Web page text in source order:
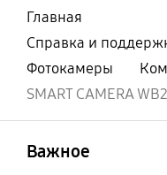
Главная
Справка и
Фотокамеры
SMART CAMERA
Важное